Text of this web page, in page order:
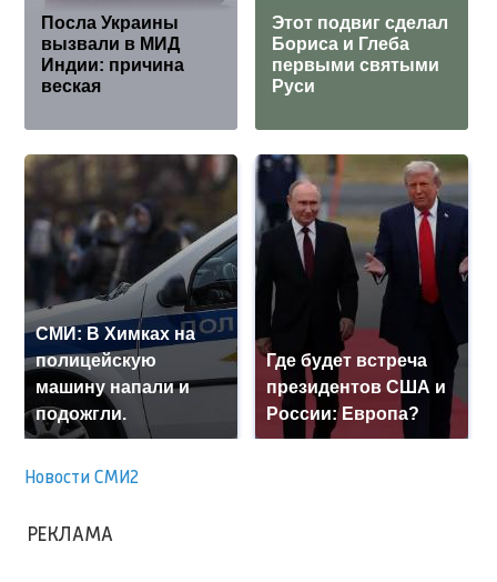
Посла Украины
вызвали в МИД
Индии: причина
веская
Этот подвиг сделал
Бориса и Глеба
первыми святыми
Руси
СМИ: В Химках на
полицейскую
машину напали и
подожгли.
Где будет встреча
президентов США и
России: Европа?
Новости СМИ2
РЕКЛАМА